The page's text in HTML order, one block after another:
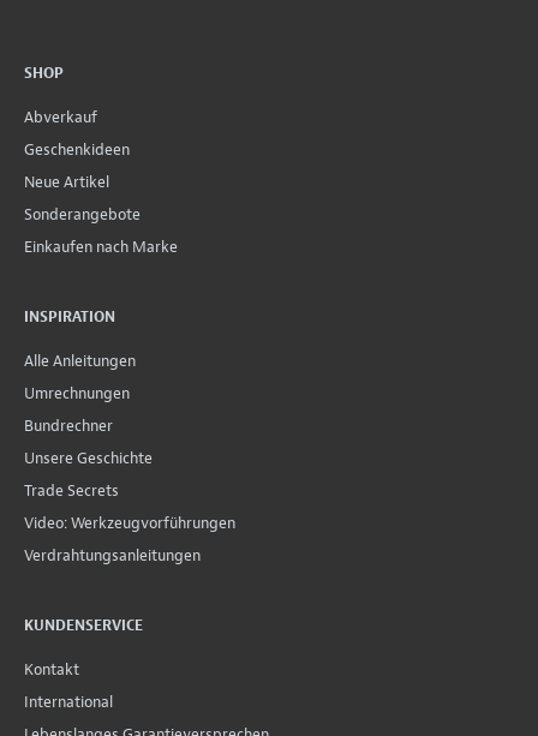
SHOP
Abverkauf
Geschenkideen
Neue Artikel
Sonderangebote
Einkaufen nach Marke
INSPIRATION
Alle Anleitungen
Umrechnungen
Bundrechner
Unsere Geschichte
Trade Secrets
Video: Werkzeugvorführungen
Verdrahtungsanleitungen
KUNDENSERVICE
Kontakt
International